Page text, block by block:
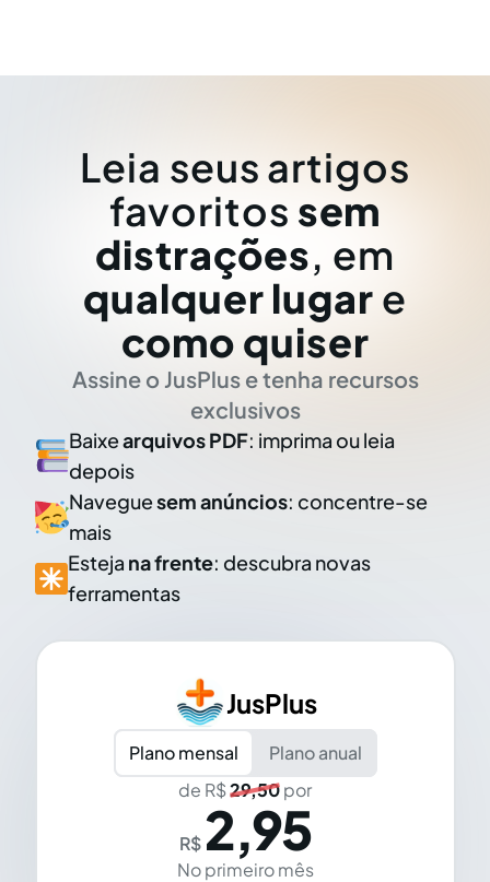
Leia seus artigos
favoritos sem
distrações, em
qualquer lugar e
como quiser
Assine o JusPlus e tenha recursos
exclusivos
Baixearquivos PDF: imprima ou leia
depois
Naveguesem anúncios: concentre-se
mais
Esteja na frente: descubra novas
ferramentas
JusPlus
Plano mensal
Plano anual
de R$29,50por
R$ 2,95
No primeiro mês